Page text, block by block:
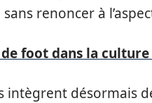
renoncer à
foot dans la
intègrent désormais